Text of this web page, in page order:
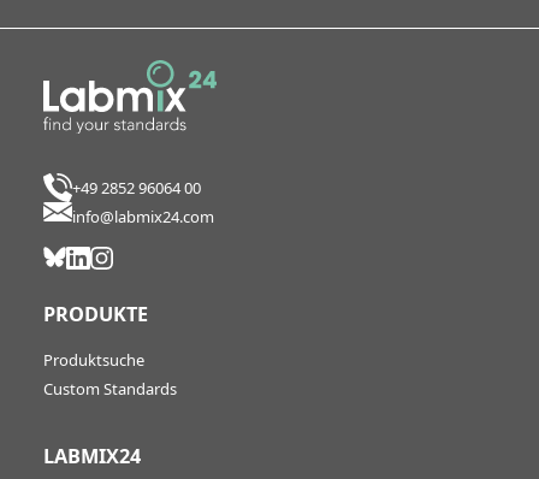
+49 2852 96064 00
info@labmix24.com
PRODUKTE
Produktsuche
Custom Standards
LABMIX24